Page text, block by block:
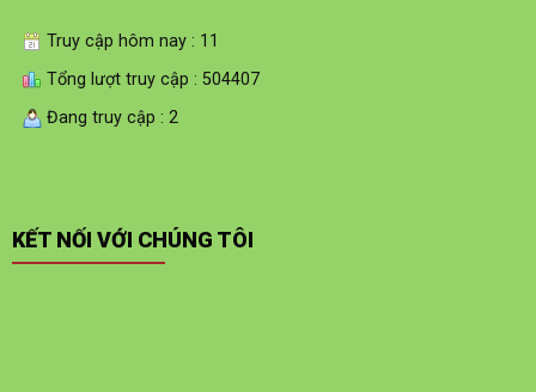
Truy cập hôm nay : 11
Tổng lượt truy cập : 504407
Đang truy cập : 2
KẾT NỐI VỚI CHÚNG TÔI